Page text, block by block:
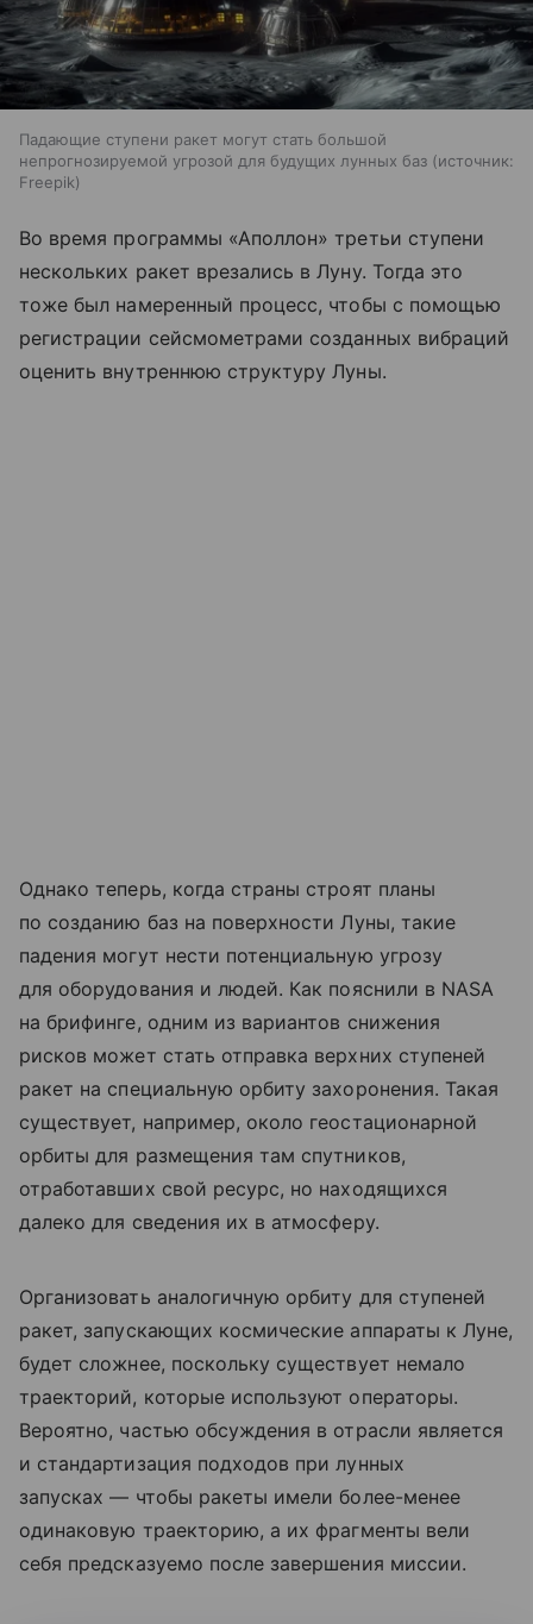
Падающие ступени ракет могут стать большой
непрогнозируемой угрозой для будущих лунных баз
источник:
Freepik
Во время программы «Аполлон» третьи ступени
нескольких ракет врезались в Луну. Тогда это
тоже был намеренный процесс, чтобы с помощью
регистрации сейсмометрами созданных вибраций
оценить внутреннюю структуру Луны.
Однако теперь, когда страны строят планы
по созданию баз на поверхности Луны, такие
падения могут нести потенциальную угрозу
для оборудования и людей. Как пояснили в NASA
на брифинге, одним из вариантов снижения
рисков может стать отправка верхних ступеней
ракет на специальную орбиту захоронения. Такая
существует, например, около геостационарной
орбиты для размещения там спутников,
отработавших свой ресурс, но находящихся
далеко для сведения их в атмосферу.
Организовать аналогичную орбиту для ступеней
ракет, запускающих космические аппараты к Луне,
будет сложнее, поскольку существует немало
траекторий, которые используют операторы.
Вероятно, частью обсуждения в отрасли является
и стандартизация подходов при лунных
запусках — чтобы ракеты имели более-менее
одинаковую траекторию, а их фрагменты вели
себя предсказуемо после завершения миссии.